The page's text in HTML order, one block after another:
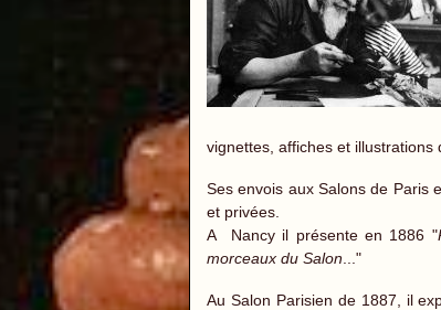
vignettes, affiches et illustrations
Ses envois aux Salons de Paris
et privées.
A Nancy il présente en 1886 "
morceaux du Salon ..."
Au Salon Parisien de 1887, il